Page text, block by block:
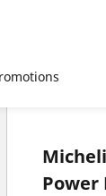
Power